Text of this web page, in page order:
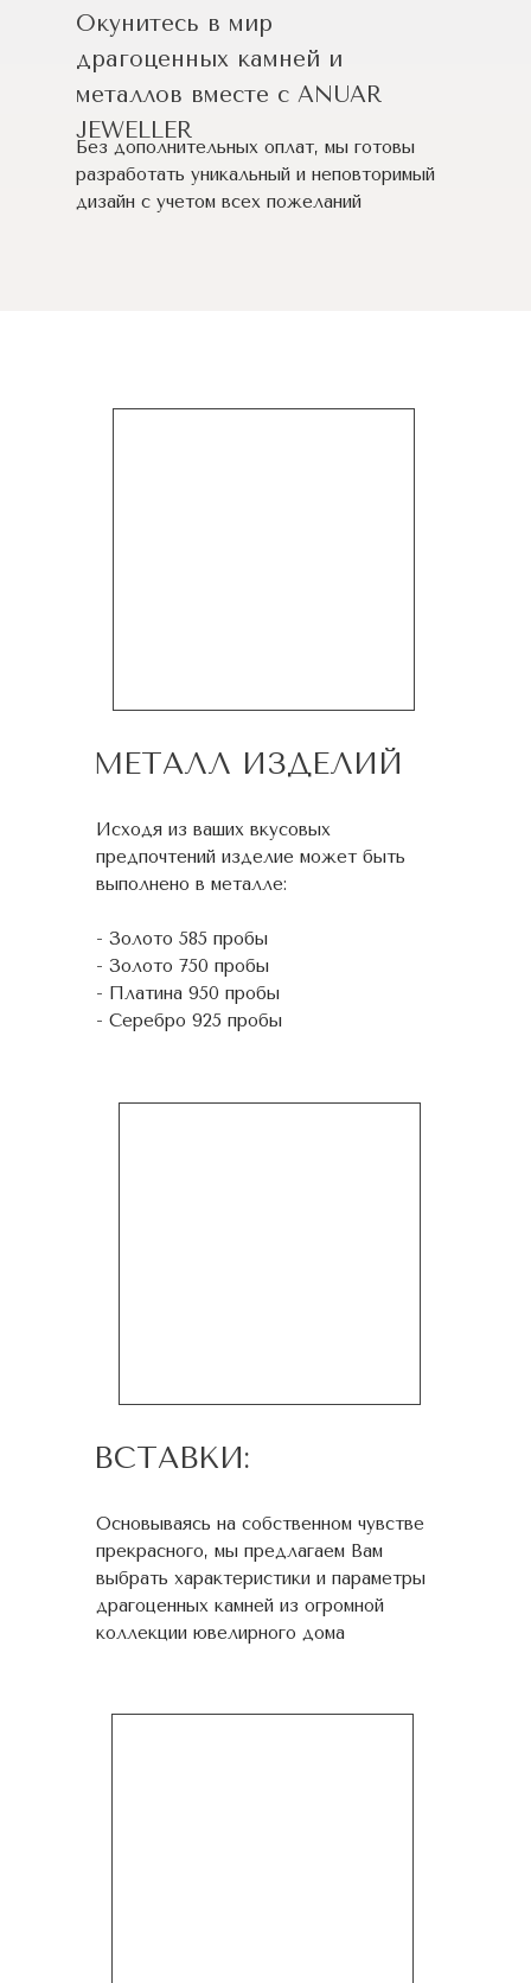
Окунитесь в мир
драгоценных камней и
металлов вместе с ANUAR
JEWELLER
Без дополнительных оплат, мы готовы
разработать уникальный и неповторимый
дизайн c учетом всех пожеланий
МЕТАЛЛ ИЗДЕЛИЙ
Исходя из ваших вкусовых
предпочтений изделие может быть
выполнено в металле:
- Золото 585 пробы
- Золото 750 пробы
- Платина 950 пробы
- Серебро 925 пробы
ВСТАВКИ:
Основываясь на собственном чувстве
прекрасного, мы предлагаем Вам
выбрать характеристики и параметры
драгоценных камней из огромной
коллекции ювелирного дома